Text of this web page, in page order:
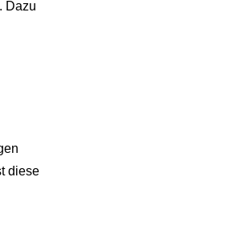
Dazu
diese